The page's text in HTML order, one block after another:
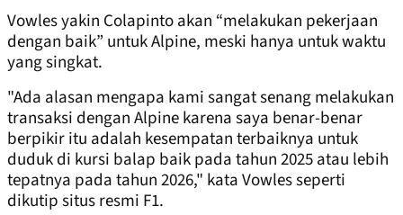
Vowles yakin Colapinto akan “melakukan pekerjaan
dengan baik” untuk Alpine, meski hanya untuk waktu
yang singkat.
"Ada alasan mengapa kami sangat senang melakukan
transaksi dengan Alpine karena saya benar-benar
berpikir itu adalah kesempatan terbaiknya untuk
duduk di kursi balap baik pada tahun 2025 atau lebih
tepatnya pada tahun 2026," kata Vowles seperti
dikutip situs resmi F1.